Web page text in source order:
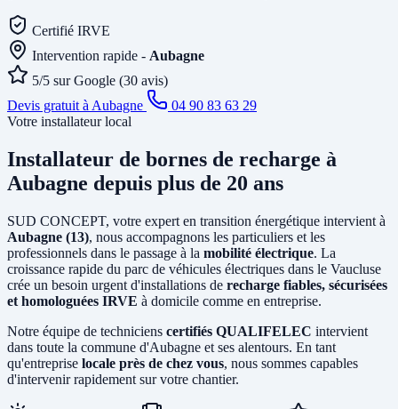
Certifié IRVE
Intervention rapide - Aubagne
5/5 sur Google (30 avis)
Devis gratuit à Aubagne
04 90 83 63 29
Votre installateur local
Installateur de bornes de recharge à
Aubagne depuis plus de 20 ans
SUD CONCEPT, votre expert en transition énergétique intervient à
Aubagne (13), nous accompagnons les particuliers et les
professionnels dans le passage à la mobilité électrique. La
croissance rapide du parc de véhicules électriques dans le Vaucluse
crée un besoin urgent d'installations de recharge fiables, sécurisées
et homologuées IRVE à domicile comme en entreprise.
Notre équipe de techniciens certifiés QUALIFELEC intervient
dans toute la commune d'Aubagne et ses alentours. En tant
qu'entreprise locale près de chez vous, nous sommes capables
d'intervenir rapidement sur votre chantier.